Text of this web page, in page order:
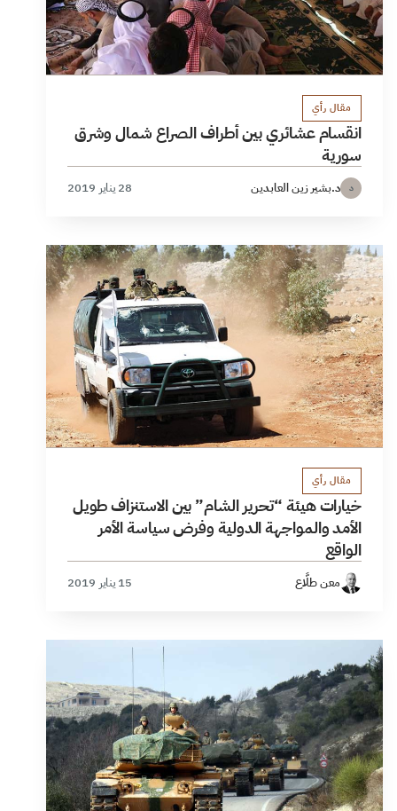
مقال رأي
انقسام عشائري بين أطراف الصراع شمال وشرق
سورية
د د.بشير زين العابدين 28 يناير 2019
مقال رأي
خيارات هيئة “تحرير الشام” بين الاستنزاف طويل
الأمد والمواجهة الدولية وفرض سياسة الأمر
الواقع
معن طلَّاع 15 يناير 2019